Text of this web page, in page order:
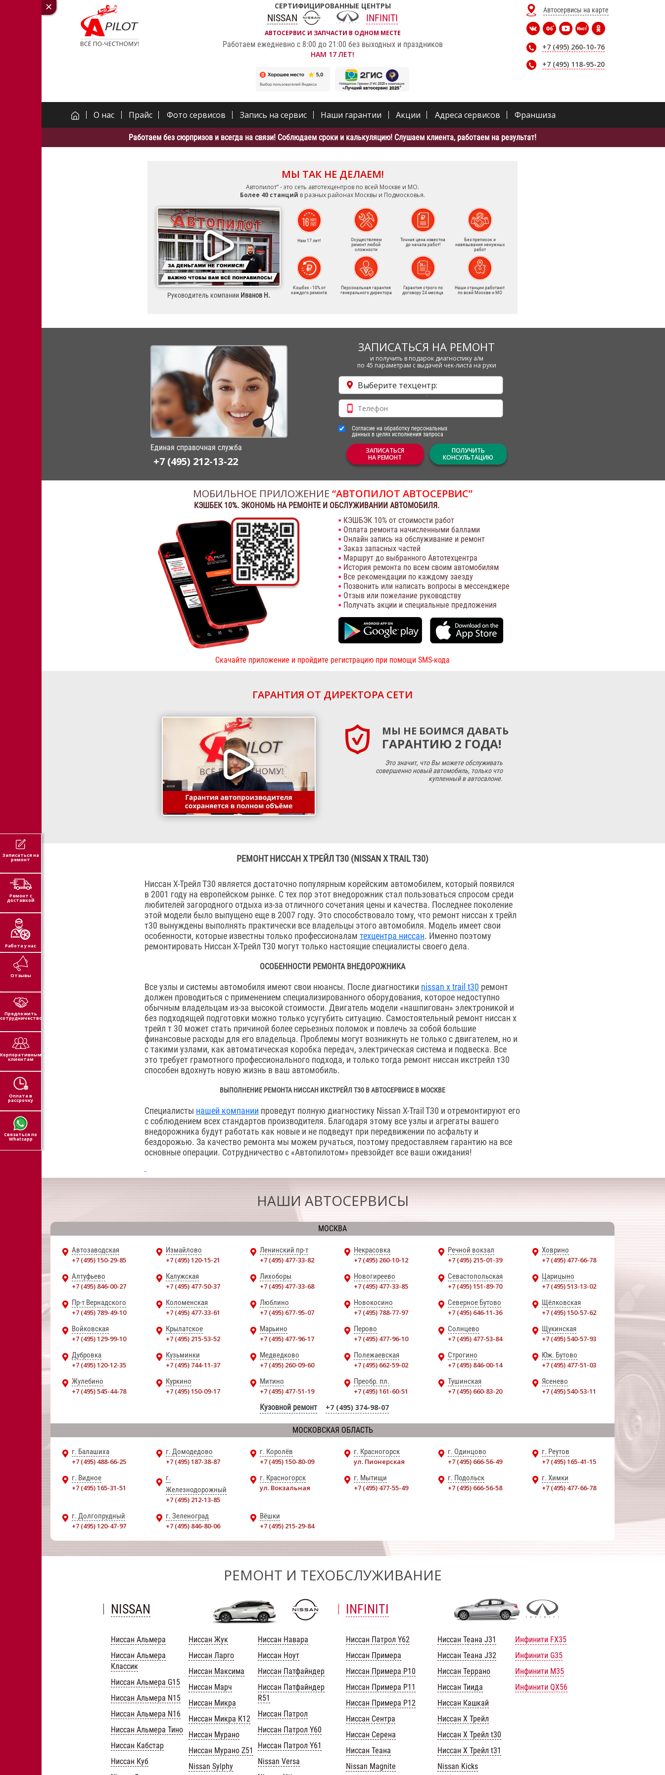
СЕРТИФИЦИРОВАННЫЕ ЦЕНТРЫ
NISSAN INFINITI
АВТОСЕРВИС И ЗАПЧАСТИ В ОДНОМ МЕСТЕ
Работаем ежедневно с 8:00 до 21:00 без выходных и праздников
НАМ 17 ЛЕТ!
Автосервисы на карте
+7 (495) 260-10-76
+7 (495) 118-95-20
О нас Прайс Фото сервисов Запись на сервис Наши гарантии Акции Адреса сервисов Франшиза
Работаем без сюрпризов и всегда на связи! Соблюдаем сроки и калькуляцию! Слушаем клиента, работаем на результат!
МЫ ТАК НЕ ДЕЛАЕМ!
Автопилот” - это сеть автотехцентров по всей Москве и МО.
Более 40 станций в разных районах Москвы и Подмосковья.
Руководитель компании Иванов Н.
Нам 17 лет!
Осуществляем
ремонт любой
сложности
Точная цена известна
до начала работ!
Без преписок и
навязывания ненужных
работ
Кэшбэк - 10% от
каждого ремонта
Персональная гарантия
генерального директора
Гарантия строго по
договору 24 месяца
Наши станции работают
по всей Москве и МО
Единая справочная служба
+7 (495) 212-13-22
ЗАПИСАТЬСЯ НА РЕМОНТ
и получить в подарок диагностику а/м
по 45 параметрам с выдачей чек-листа на руки
Выберите техцентр:
Согласие на обработку персональных
данных в целях исполнения запроса
ЗАПИСАТЬСЯ
НА РЕМОНТ
ПОЛУЧИТЬ
КОНСУЛЬТАЦИЮ
МОБИЛЬНОЕ ПРИЛОЖЕНИЕ “АВТОПИЛОТ АВТОСЕРВИС”
КЭШБЕК 10%. ЭКОНОМЬ НА РЕМОНТЕ И ОБСЛУЖИВАНИИ АВТОМОБИЛЯ.
КЭШБЭК 10% от стоимости работ
Оплата ремонта начисленными баллами
Онлайн запись на обслуживание и ремонт
Заказ запасных частей
Маршрут до выбранного Автотехцентра
История ремонта по всем своим автомобилям
Все рекомендации по каждому заезду
Позвонить или написать вопросы в мессенджере
Отзыв или пожелание руководству
Получать акции и специальные предложения
Скачайте приложение и пройдите регистрацию при помощи SMS-кода
ГАРАНТИЯ ОТ ДИРЕКТОРА СЕТИ
МЫ НЕ БОИМСЯ ДАВАТЬ
ГАРАНТИЮ 2 ГОДА!
Это значит, что Вы можете обслуживать
совершенно новый автомобиль, только что
купленный в автосалоне.
РЕМОНТ НИССАН Х ТРЕЙЛ Т30 (NISSAN X TRAIL T30)
Ниссан Х-Трейл Т30 является достаточно популярным корейским автомобилем, который появился
в 2001 году на европейском рынке. С тех пор этот внедорожник стал пользоваться спросом среди
любителей загородного отдыха из-за отличного сочетания цены и качества. Последнее поколение
этой модели было выпущено еще в 2007 году. Это способствовало тому, что ремонт ниссан х трейл
т30 вынуждены выполнять практически все владельцы этого автомобиля. Модель имеет свои
особенности, которые известны только профессионалам техцентра ниссан. Именно поэтому
ремонтировать Ниссан X-Трейл Т30 могут только настоящие специалисты своего дела.
ОСОБЕННОСТИ РЕМОНТА ВНЕДОРОЖНИКА
Все узлы и системы автомобиля имеют свои нюансы. После диагностики nissan x trail t30 ремонт
должен проводиться с применением специализированного оборудования, которое недоступно
обычным владельцам из-за высокой стоимости. Двигатель модели «нашпигован» электроникой и
без подходящей подготовки можно только усугубить ситуацию. Самостоятельный ремонт ниссан х
трейл т 30 может стать причиной более серьезных поломок и повлечь за собой большие
финансовые расходы для его владельца. Проблемы могут возникнуть не только с двигателем, но и
с такими узлами, как автоматическая коробка передач, электрическая система и подвеска. Все
это требует грамотного профессионального подхода, и только тогда ремонт ниссан икстрейл т30
способен вдохнуть новую жизнь в ваш автомобиль.
ВЫПОЛНЕНИЕ РЕМОНТА НИССАН ИКСТРЕЙЛ Т30 В АВТОСЕРВИСЕ В МОСКВЕ
Специалисты нашей компании проведут полную диагностику Nissan X-Trail T30 и отремонтируют его
с соблюдением всех стандартов производителя. Благодаря этому все узлы и агрегаты вашего
внедорожника будут работать как новые и не подведут при передвижении по асфальту и
бездорожью. За качество ремонта мы можем ручаться, поэтому предоставляем гарантию на все
основные операции. Сотрудничество с «Автопилотом» превзойдет все ваши ожидания!
НАШИ АВТОСЕРВИСЫ
МОСКВА
Автозаводская
+7 (495) 150-29-85
Измайлово
+7 (495) 120-15-21
Ленинский пр-т
+7 (495) 477-33-82
Некрасовка
+7 (495) 260-10-12
Речной вокзал
+7 (495) 215-01-39
Ховрино
+7 (495) 477-66-78
Алтуфьево
+7 (495) 846-00-27
Калужская
+7 (495) 477-50-37
Лихоборы
+7 (495) 477-33-68
Новогиреево
+7 (495) 477-33-85
Севастопольская
+7 (495) 151-89-70
Царицыно
+7 (495) 513-13-02
Пр-т Вернадского
+7 (495) 789-49-10
Коломенская
+7 (495) 477-33-61
Люблино
+7 (495) 677-95-07
Новокосино
+7 (495) 788-77-97
Северное Бутово
+7 (495) 646-11-36
Щёлковская
+7 (495) 150-57-62
Войковская
+7 (495) 129-99-10
Крылатское
+7 (495) 215-53-52
Марьино
+7 (495) 477-96-17
Перово
+7 (495) 477-96-10
Солнцево
+7 (495) 477-53-84
Щукинская
+7 (495) 540-57-93
Дубровка
+7 (495) 120-12-35
Кузьминки
+7 (495) 744-11-37
Медведково
+7 (495) 260-09-60
Полежаевская
+7 (495) 662-59-02
Строгино
+7 (495) 846-00-14
Юж. Бутово
+7 (495) 477-51-03
Жулебино
+7 (495) 545-44-78
Куркино
+7 (495) 150-09-17
Митино
+7 (495) 477-51-19
Преобр. пл.
+7 (495) 161-60-51
Тушинская
+7 (495) 660-83-20
Ясенево
+7 (495) 540-53-11
Кузовной ремонт +7 (495) 374-98-07
МОСКОВСКАЯ ОБЛАСТЬ
г. Балашиха
+7 (495) 488-66-25
г. Домодедово
+7 (495) 187-38-87
г. Королёв
+7 (495) 150-80-09
г. Красногорск
ул. Пионерская
г. Одинцово
+7 (495) 666-56-49
г. Реутов
+7 (495) 165-41-15
г. Видное
+7 (495) 165-31-51
г.
Железнодорожный
+7 (495) 212-13-85
г. Красногорск
ул. Вокзальная
г. Мытищи
+7 (495) 477-55-49
г. Подольск
+7 (495) 666-56-58
г. Химки
+7 (495) 477-66-78
г. Долгопрудный
+7 (495) 120-47-97
г. Зеленоград
+7 (495) 846-80-06
Вёшки
+7 (495) 215-29-84
РЕМОНТ И ТЕХОБСЛУЖИВАНИЕ
NISSAN INFINITI
Ниссан Альмера
Ниссан Альмера
Классик
Ниссан Альмера G15
Ниссан Альмера N15
Ниссан Альмера N16
Ниссан Альмера Тино
Ниссан Кабстар
Ниссан Куб
Ниссан Жук
Ниссан Ларго
Ниссан Максима
Ниссан Марч
Ниссан Микра
Ниссан Микра К12
Ниссан Мурано
Ниссан Мурано Z51
Nissan Sylphy
Ниссан Навара
Ниссан Ноут
Ниссан Патфайндер
Ниссан Патфайндер
R51
Ниссан Патрол
Ниссан Патрол Y60
Ниссан Патрол Y61
Nissan Versa
Ниссан Патрол Y62
Ниссан Примера
Ниссан Примера Р10
Ниссан Примера Р11
Ниссан Примера Р12
Ниссан Сентра
Ниссан Серена
Ниссан Теана
Nissan Magnite
Ниссан Теана J31
Ниссан Теана J32
Ниссан Террано
Ниссан Тиида
Ниссан Кашкай
Ниссан Х Трейл
Ниссан Х Трейл t30
Ниссан Х Трейл t31
Nissan Kicks
Инфинити FX35
Инфинити G35
Инфинити M35
Инфинити QX56
Записаться на
ремонт
Ремонт с
доставкой
Работа у нас
Отзывы
Предложить
сотрудничество
Корпоративным
клиентам
Оплата в
рассрочку
Связаться по
Whatsapp